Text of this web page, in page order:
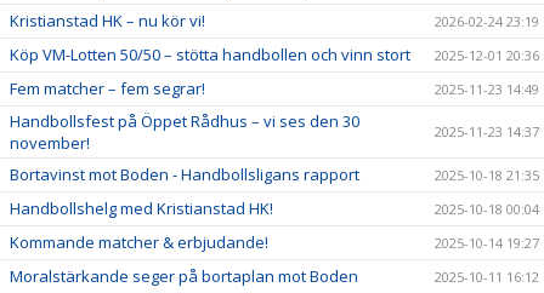
Kristianstad HK – nu kör vi! 2026-02-24 23:19
Köp VM-Lotten 50/50 – stötta handbollen och vinn stort 2025-12-01 20:36
Fem matcher – fem segrar! 2025-11-23 14:49
Handbollsfest på Öppet Rådhus – vi ses den 30
november!
2025-11-23 14:37
Bortavinst mot Boden - Handbollsligans rapport 2025-10-18 21:35
Handbollshelg med Kristianstad HK! 2025-10-18 00:04
Kommande matcher & erbjudande! 2025-10-14 19:27
Moralstärkande seger på bortaplan mot Boden 2025-10-11 16:12